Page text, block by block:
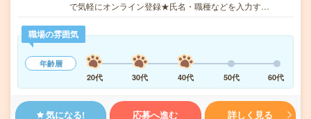
で気軽にオンライン登録★氏名・職種などを入力す…
職場の雰囲気
年齢層
20代
30代 40代 50代 60代
気になる! 応募へ進む 詳しく見る